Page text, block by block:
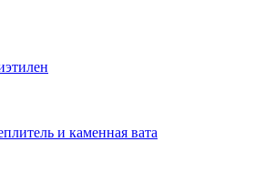
и каменная вата